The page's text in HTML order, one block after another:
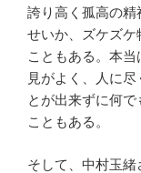
誇り高く孤高の
せいか、ズケズケ
こともある。本
見がよく、人に
とが出来ずに何
こともある。
そして、中村玉緒